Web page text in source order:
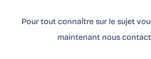
Pour tout connaître sur le sujet
maintenant nous